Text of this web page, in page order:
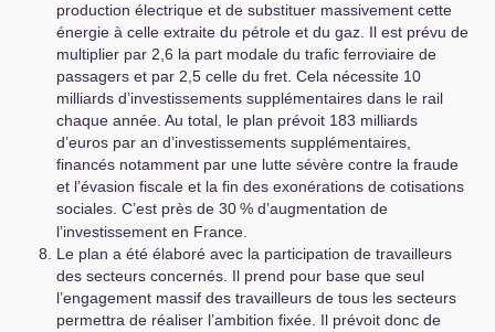
production électrique et de substituer massivement cette
énergie à celle extraite du pétrole et du gaz. Il est prévu de
multiplier par 2,6 la part modale du trafic ferroviaire de
passagers et par 2,5 celle du fret. Cela nécessite 10
milliards d’investissements supplémentaires dans le rail
chaque année. Au total, le plan prévoit 183 milliards
d’euros par an d’investissements supplémentaires,
financés notamment par une lutte sévère contre la fraude
et l’évasion fiscale et la fin des exonérations de cotisations
sociales. C’est près de 30% d’augmentation de
l’investissement en France.
Le plan a été élaboré avec la participation de travailleurs
des secteurs concernés. Il prend pour base que seul
l’engagement massif des travailleurs de tous les secteurs
permettra de réaliser l’ambition fixée. Il prévoit donc de